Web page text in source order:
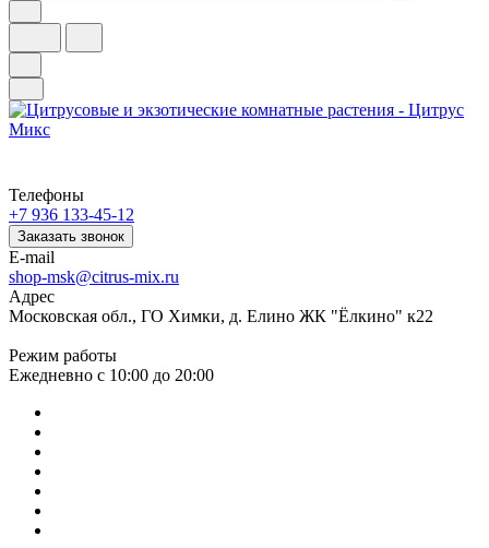
Телефоны
+7 936 133-45-12
Заказать звонок
E-mail
shop-msk@citrus-mix.ru
Адрес
Московская обл., ГО Химки, д. Елино ЖК "Ёлкино" к22
Режим работы
Ежедневно с 10:00 до 20:00